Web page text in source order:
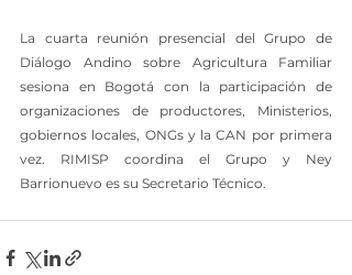
La cuarta reunión presencial del Grupo de
Diálogo Andino sobre Agricultura Familiar
sesiona en Bogotá con la participación de
organizaciones de productores, Ministerios,
gobiernos locales, ONGs y la CAN por primera
vez. RIMISP coordina el Grupo y Ney
Barrionuevo es su Secretario Técnico.